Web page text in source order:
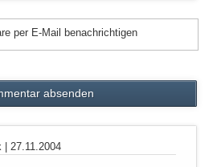
per E-Mail benachrichtigen
27.11.2004